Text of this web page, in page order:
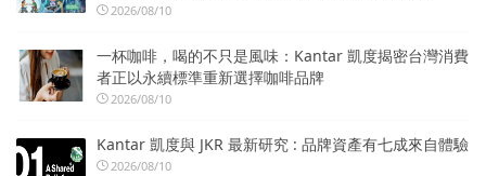
2026/08/10
一杯咖啡，喝的不只是風味：Kantar 凱度揭密台灣消費
者正以永續標準重新選擇咖啡品牌
2026/08/10
Kantar 凱度與 JKR 最新研究 : 品牌資產有七成來自體驗
2026/08/10